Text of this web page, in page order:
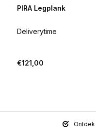
PIRA Legplank
Deliverytime
€121,00
Ontdek